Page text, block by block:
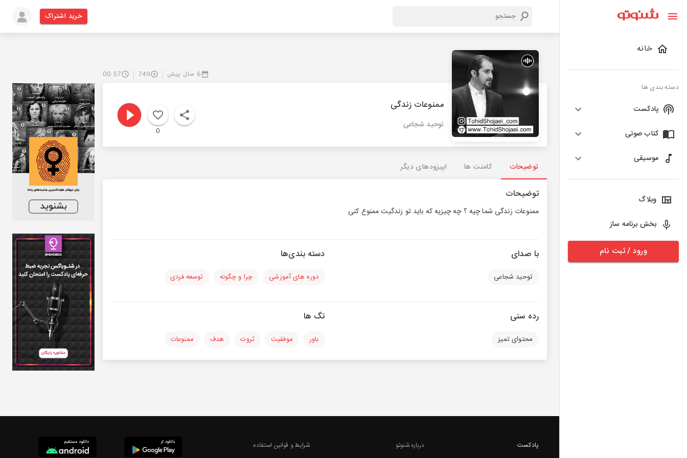
خانه
دسته بندی ها
پادکست
کتاب صوتی
موسیقی
وبلاگ
بخش برنامه ساز
ورود / ثبت نام
خرید اشتراک
6 سال پیش 749
00:57
ممنوعات زندگی
توحید شجاعی
0
توضیحات کامنت ها اپیزودهای دیگر
توضیحات
ممنوعات زندگی شما چیه ؟ چه چیزیه که باید تو زندگیت ممنوع کنی
با صدای
توحید شجاعی
دسته بندی‌ها
دوره های آموزشی چرا و چگونه توسعه فردی
رده سنی
محتوای تمیز
تگ ها
باور موفقیت ثروت هدف ممنوعات
پادکست
درباره شنوتو
شرایط و قوانین استفاده